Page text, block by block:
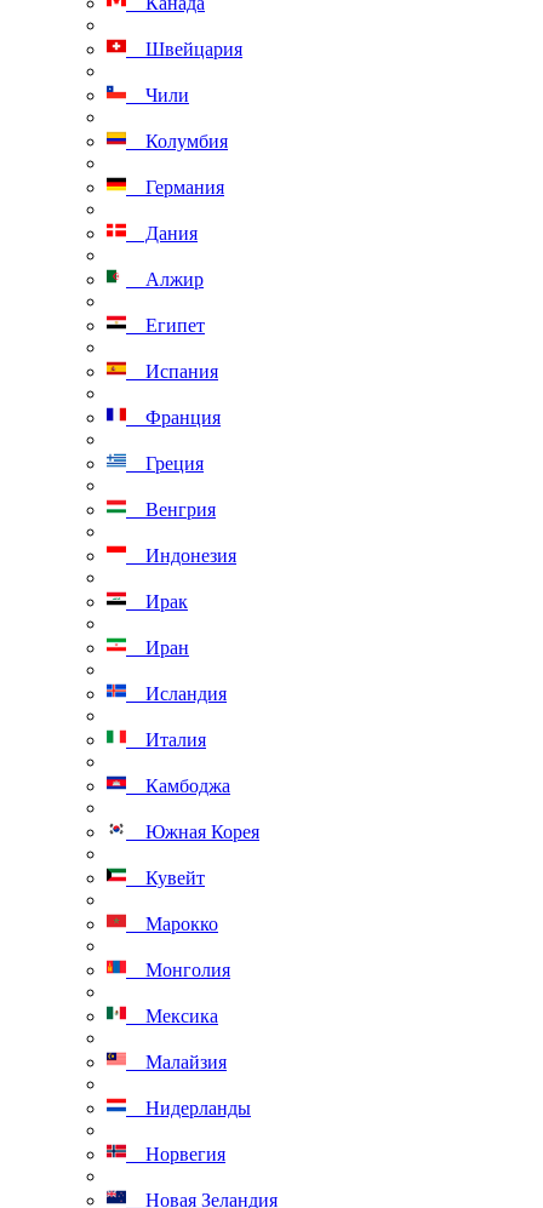
Швейцария
Чили
Колумбия
Германия
Дания
Алжир
Египет
Испания
Франция
Греция
Венгрия
Индонезия
Ирак
Иран
Исландия
Италия
Камбоджа
Южная Корея
Кувейт
Марокко
Монголия
Мексика
Малайзия
Нидерланды
Норвегия
Новая Зеландия